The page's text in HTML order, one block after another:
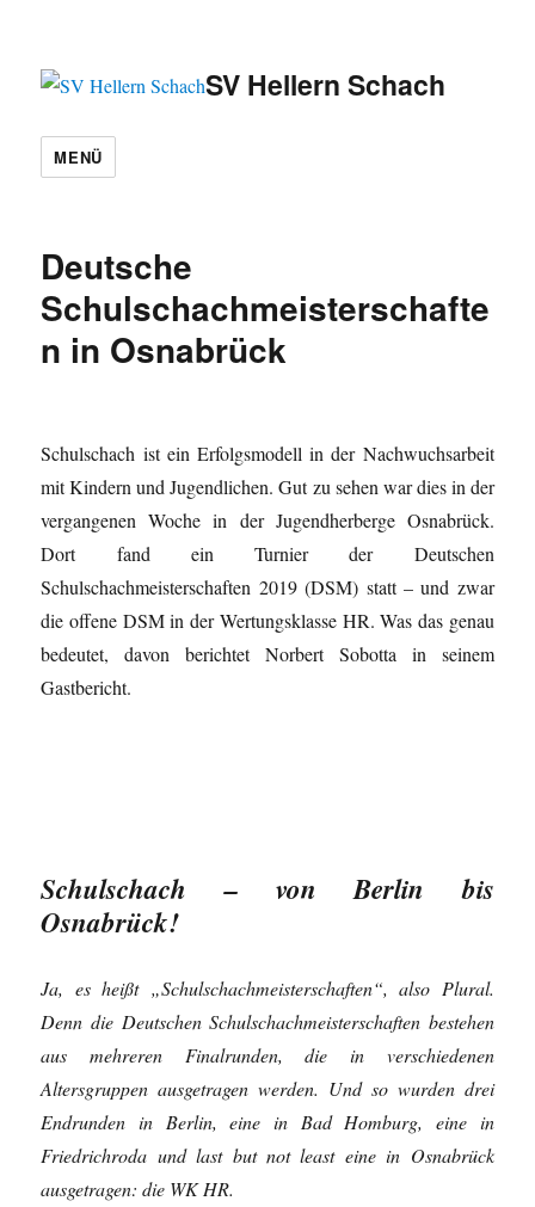
SV Hellern Schach
MENÜ
Deutsche
Schulschachmeisterschafte
n in Osnabrück
Schulschach ist ein Erfolgsmodell in der Nachwuchsarbeit
mit Kindern und Jugendlichen. Gut zu sehen war dies in der
vergangenen Woche in der Jugendherberge Osnabrück.
Dort fand ein Turnier der Deutschen
Schulschachmeisterschaften 2019 (DSM) statt – und zwar
die offene DSM in der Wertungsklasse HR. Was das genau
bedeutet, davon berichtet Norbert Sobotta in seinem
Gastbericht.
Schulschach – von Berlin bis
Osnabrück!
Ja, es heißt „Schulschachmeisterschaften“, also Plural.
Denn die Deutschen Schulschachmeisterschaften bestehen
aus mehreren Finalrunden, die in verschiedenen
Altersgruppen ausgetragen werden. Und so wurden drei
Endrunden in Berlin, eine in Bad Homburg, eine in
Friedrichroda und last but not least eine in Osnabrück
ausgetragen: die WK HR.